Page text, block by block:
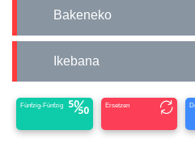
Bakeneko
Ikebana
Fünfzig-Fünfzig Ersetzen